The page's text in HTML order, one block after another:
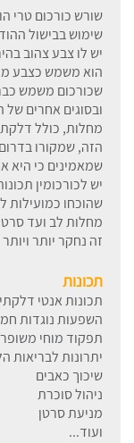
שורש כורכום טרי
שימוש בבישול
יש לו צבע צהוב
הוא משמש כצבע
ובסוגים אחרים
מחלות, כולל
הזה, שמקורו
שמאמינים כי היא
יש לכורכומין
שהוכחו כמועילות
מחלות לב ועד
זה נחקר יותר
תכונות
תכונות אנטי
השפעות נוגדות
תפקוד מוחי משופר
יתרונות לבריאות
שיכוך כאבים
ניהול סוכרת
מניעת סרטן
ועוד...